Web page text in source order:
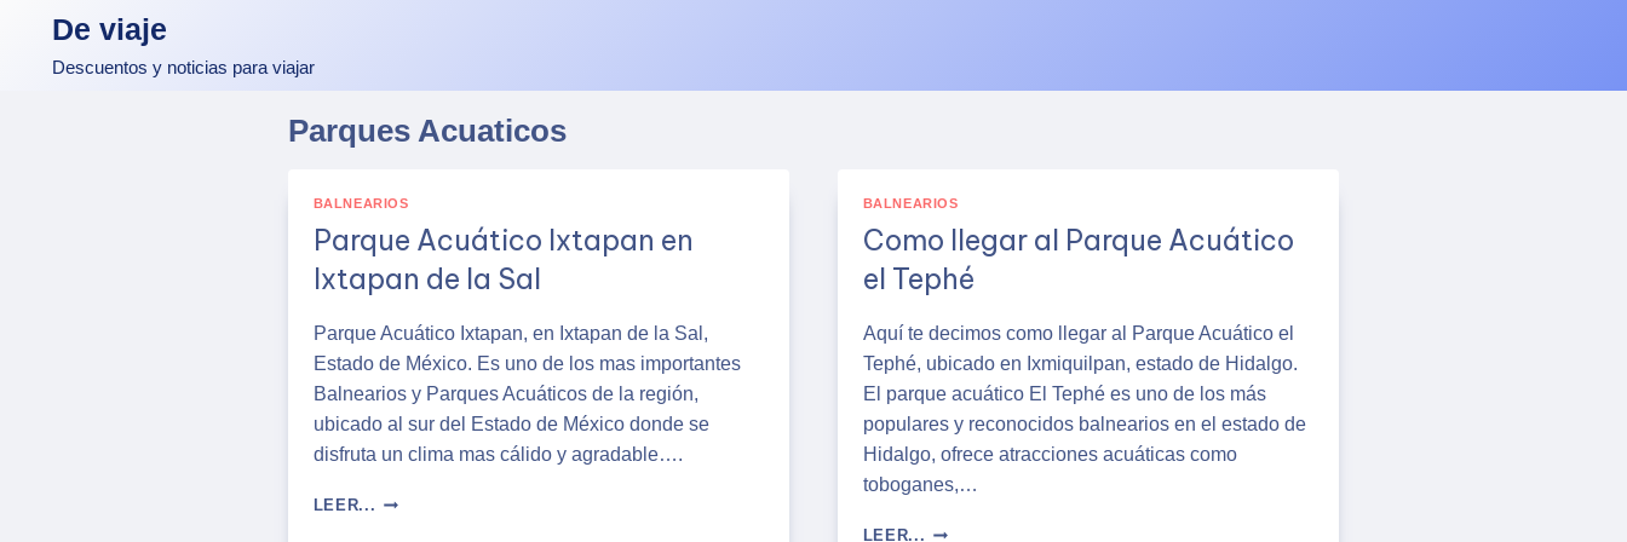
content
De viaje
Descuentos y noticias para viajar
Parques Acuaticos
BALNEARIOS
Parque Acuático Ixtapan en
Ixtapan de la Sal
Parque Acuático Ixtapan, en Ixtapan de la Sal,
Estado de México. Es uno de los mas importantes
Balnearios y Parques Acuáticos de la región,
ubicado al sur del Estado de México donde se
disfruta un clima mas cálido y agradable….
LEER... PARQUE
BALNEARIOS
Como llegar al Parque Acuático
el Tephé
Aquí te decimos como llegar al Parque Acuático el
Tephé, ubicado en Ixmiquilpan, estado de Hidalgo.
El parque acuático El Tephé es uno de los más
populares y reconocidos balnearios en el estado de
Hidalgo, ofrece atracciones acuáticas como
toboganes,…
LEER... COMO